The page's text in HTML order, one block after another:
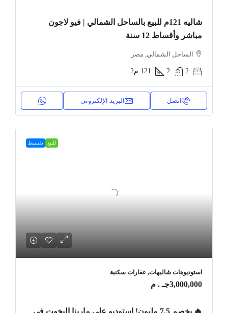
شاليه 121م للبيع بالساحل الشمالي | فيو لاجون
مباشر وأقساط 12 سنة
الساحل الشمالي, مصر
2
2
121 م2
اتصل البريد الإلكتروني
للبيع تقسيط
استوديوهات شاليهات, عقارات سكنية
3,000,000جـ . م
🔥 بخصم 7.5 مليون! استوديو على مارينا اليخوت في